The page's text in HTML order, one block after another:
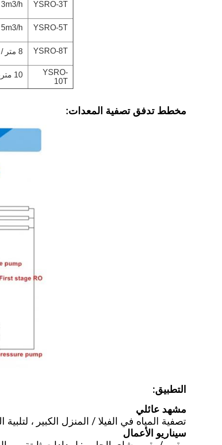
YSRO-3T
3m3/h
YSRO-5T
5m3/h
YSRO-8T 8 متر / ساعة
YSRO-
10T
10 متر3/ساعة
مخطط تدفق تصفية المعدات:
التطبيق:
مشهد عائلي
تصفية المياه في الفيلا / المنزل الكبير ،
سيناريو الأعمال